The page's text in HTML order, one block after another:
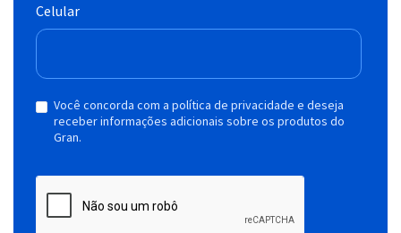
Celular
Você concorda com a política de privacidade e deseja
receber informações adicionais sobre os produtos do
Gran.